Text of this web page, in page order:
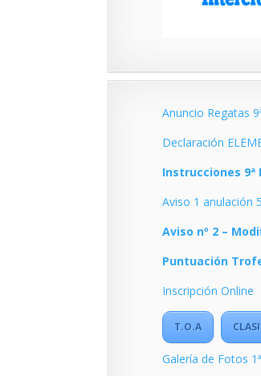
Anuncio Regatas
Declaración
Instrucciones 9ª
Aviso 1 anulación
Aviso nº 2 –
Puntuación
Inscripción Online
T.O.A
Galería de Fotos